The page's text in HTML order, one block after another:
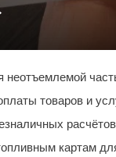
товаров и
картам